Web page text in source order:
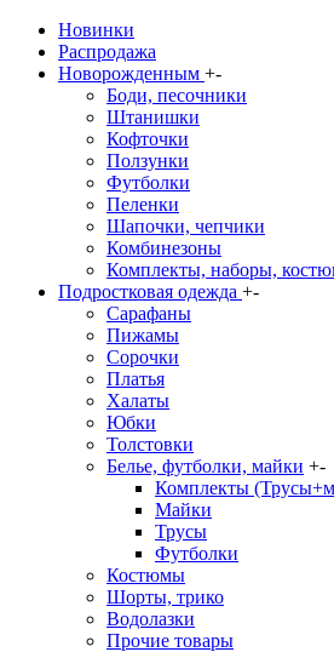
Новинки
Распродажа
Новорожденным +-
Боди, песочники
Штанишки
Кофточки
Ползунки
Футболки
Пеленки
Шапочки, чепчики
Комбинезоны
Комплекты, наборы,
Подростковая одежда +-
Сарафаны
Пижамы
Сорочки
Платья
Халаты
Юбки
Толстовки
Белье, футболки, майки +-
Комплекты
Майки
Трусы
Футболки
Костюмы
Шорты, трико
Водолазки
Прочие товары